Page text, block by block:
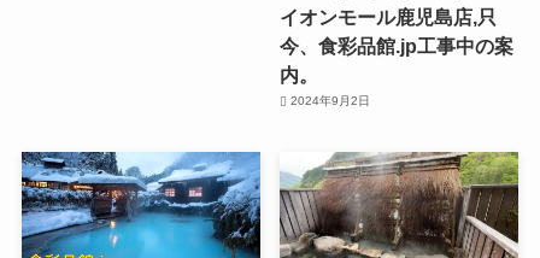
イオンモール鹿児島店,只
今、食彩品館.jp工事中の案
内。
2024年9月2日